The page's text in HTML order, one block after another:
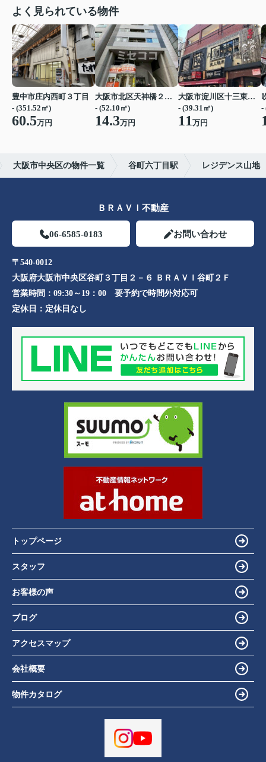
よく見られている物件
豊中市庄内西町３丁目
- (351.52㎡)
60.5万円
大阪市北区天神橋２丁目
- (52.10㎡)
14.3万円
大阪市淀川区十三東２丁目
- (39.31㎡)
11万円
-
大阪市中央区の物件一覧 谷町六丁目駅 レジデンス山地
ＢＲＡＶＩ不動産
06-6585-0183 お問い合わせ
〒540-0012
大阪府大阪市中央区谷町３丁目２－６ ＢＲＡＶＩ谷町２Ｆ
営業時間： 09:30～19：00 要予約で時間外対応可
定休日： 定休日なし
トップページ
スタッフ
お客様の声
ブログ
アクセスマップ
会社概要
物件カタログ